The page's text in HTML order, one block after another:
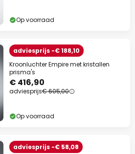
Op voorraad
adviesprijs -€ 188,10
Kroonluchter Empire met kristallen
prisma's
€ 416,90
adviesprijs€ 605,00
Op voorraad
adviesprijs -€ 58,08